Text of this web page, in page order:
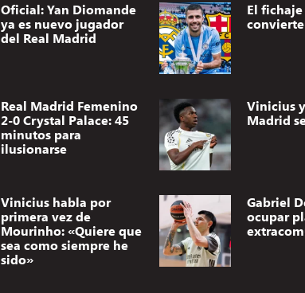
Oficial: Yan Diomande
ya es nuevo jugador
del Real Madrid
El
Real Madrid Femenino
2-0 Crystal Palace: 45
minutos para
ilusionarse
Vinicius
Madrid
Vinicius habla por
primera vez de
Mourinho: «Quiere que
sea como siempre he
sido»
Gabriel
ocupar